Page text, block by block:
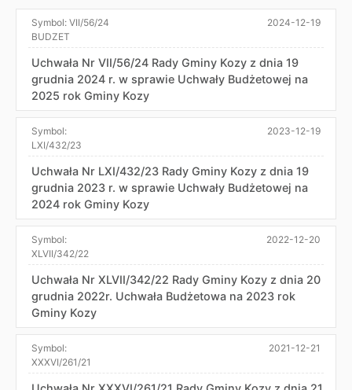
Symbol: VII/56/24
BUDZET
2024-12-19
Uchwała Nr VII/56/24 Rady Gminy Kozy z dnia 19
grudnia 2024 r. w sprawie Uchwały Budżetowej na
2025 rok Gminy Kozy
Symbol:
LXI/432/23
2023-12-19
Uchwała Nr LXI/432/23 Rady Gminy Kozy z dnia 19
grudnia 2023 r. w sprawie Uchwały Budżetowej na
2024 rok Gminy Kozy
Symbol:
XLVII/342/22
2022-12-20
Uchwała Nr XLVII/342/22 Rady Gminy Kozy z dnia 20
grudnia 2022r. Uchwała Budżetowa na 2023 rok
Gminy Kozy
Symbol:
XXXVI/261/21
2021-12-21